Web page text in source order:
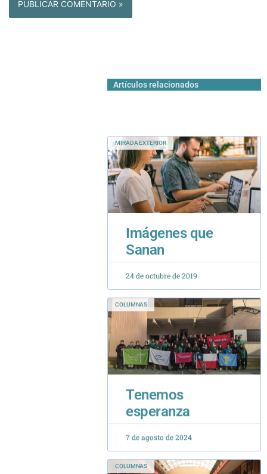
Artículos relacionados
Imágenes que
Sanan
24 de octubre de 2019
COLUMNAS
Tenemos
esperanza
7 de agosto de 2024
COLUMNAS